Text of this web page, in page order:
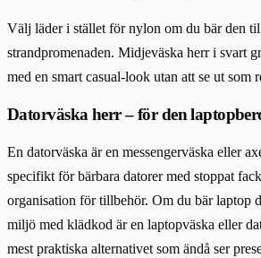
Välj läder i stället för nylon om du bär den
strandpromenaden. Midjeväska herr i svart
med en smart casual-look utan att se ut som
Datorväska herr – för den
En datorväska är en messengerväska eller
specifikt för bärbara datorer med stoppat
organisation för tillbehör. Om du bär laptop
miljö med klädkod är en laptopväska eller
mest praktiska alternativet som ändå ser